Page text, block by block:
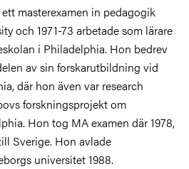
masterexamen in pedagogik
och 1971-73 arbetade som lärare
i Philadelphia. Hon bedrev
av sin forskarutbildning vid
där hon även var research
forskningsprojekt om
Hon tog MA examen där 1978,
Sverige. Hon avlade
universitet 1988.